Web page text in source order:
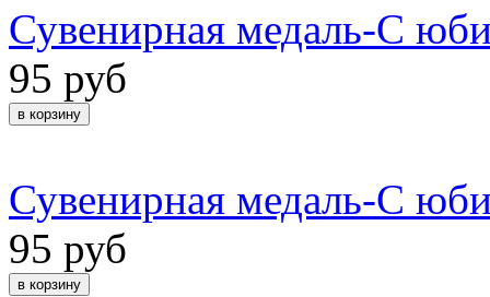
Сувенирная медаль-С
95 руб
Сувенирная медаль-С
95 руб